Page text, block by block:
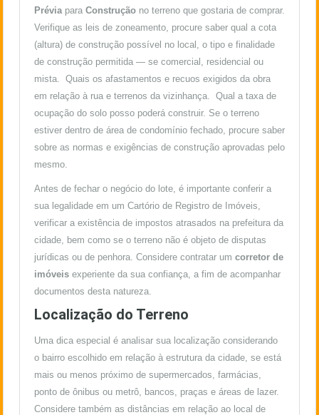
Prévia para Construção no terreno que gostaria de comprar.
Verifique as leis de zoneamento, procure saber qual a cota
(altura) de construção possível no local, o tipo e finalidade
de construção permitida — se comercial, residencial ou
mista. Quais os afastamentos e recuos exigidos da obra
em relação à rua e terrenos da vizinhança. Qual a taxa de
ocupação do solo posso poderá construir. Se o terreno
estiver dentro de área de condomínio fechado, procure saber
sobre as normas e exigências de construção aprovadas pelo
mesmo.
Antes de fechar o negócio do lote, é importante conferir a
sua legalidade em um Cartório de Registro de Imóveis,
verificar a existência de impostos atrasados na prefeitura da
cidade, bem como se o terreno não é objeto de disputas
jurídicas ou de penhora. Considere contratar um corretor de
imóveis experiente da sua confiança, a fim de acompanhar
documentos desta natureza.
Localização do Terreno
Uma dica especial é analisar sua localização considerando
o bairro escolhido em relação à estrutura da cidade, se está
mais ou menos próximo de supermercados, farmácias,
ponto de ônibus ou metrô, bancos, praças e áreas de lazer.
Considere também as distâncias em relação ao local de